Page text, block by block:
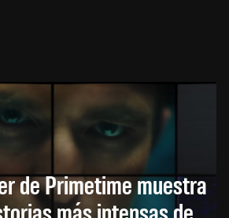
de Primetime muestra
más intensas de